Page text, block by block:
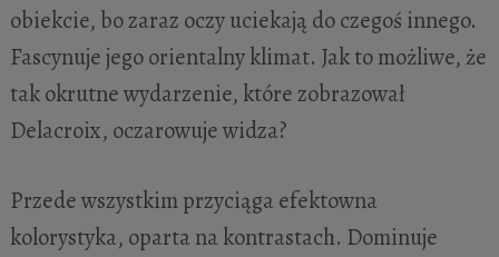
obiekcie, bo zaraz oczy uciekają do czegoś innego.
Fascynuje jego orientalny klimat. Jak to możliwe, że
tak okrutne wydarzenie, które zobrazował
Delacroix, oczarowuje widza?
Przede wszystkim przyciąga efektowna
kolorystyka, oparta na kontrastach. Dominuje